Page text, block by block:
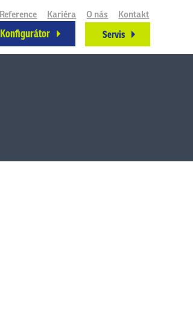
Konfigurátor Servis
Reference Kariéra O nás Kontakt